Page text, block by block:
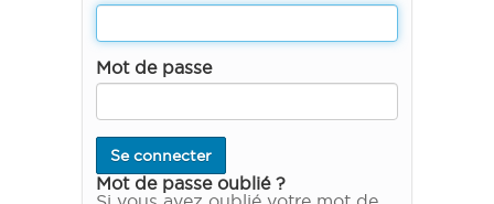
Mot de passe
Mot de passe oublié ?